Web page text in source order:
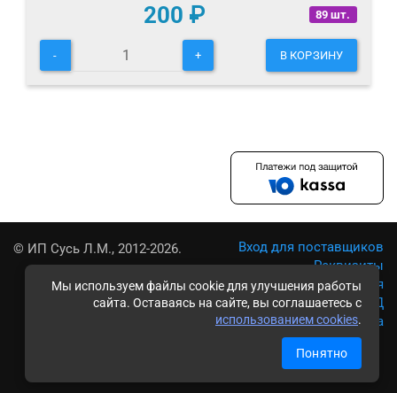
Мы используем файлы cookie для улучшения работы
сайта. Оставаясь на сайте, вы соглашаетесь с
использованием cookies.
Понятно
89 шт.
200 ₽
- + В КОРЗИНУ
© ИП Сусь Л.М., 2012-2026.
Вход для поставщиков
Реквизиты
Условия использования
Политика обработки ПД
Карта сайта